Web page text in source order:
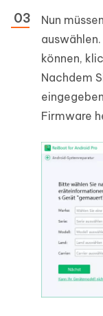
Nun
können,
Nachdem
Firmware